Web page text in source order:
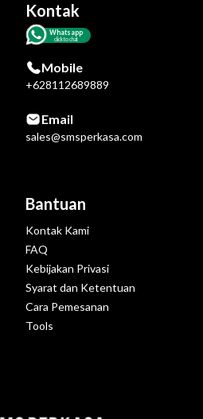
Kontak
Whatsapp
click to chat
Mobile
+628112689889
Email
sales@smsperkasa.com
Bantuan
Kontak Kami
FAQ
Kebijakan Privasi
Syarat dan Ketentuan
Cara Pemesanan
Tools